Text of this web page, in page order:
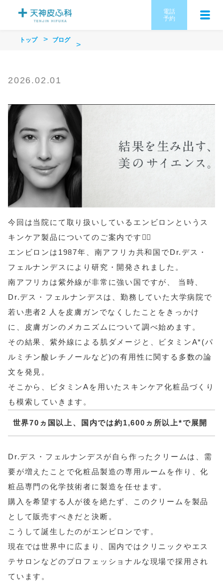
電話
予約
トップ ブログ
2026.02.01
今回は当院にて取り扱いしているエンビロンというス
キンケア製品についてのご案内です💁‍♀️
エンビロンは1987年、南アフリカ共和国でDr.デス・
フェルナンデスにより研究・開発されました。
南アフリカは紫外線が非常に強い国ですが、 当時、
Dr.デス・フェルナンデスは、勤務していた大学病院で
若い患者2 人を皮膚ガンでなくしたことをきっかけ
に、皮膚ガンのメカニズムについて調べ始めます。
その結果、紫外線による肌ダメージと、ビタミンA*(パ
ルミチン酸レチノールなど)の有用性に関する多数の論
文を発見。
そこから、ビタミンAを用いたスキンケア化粧品づくり
も模索していきます。
世界70ヵ国以上、国内では約1,600ヵ所以上*で展開
Dr.デス・フェルナンデスが自ら作ったクリームは、需
要が増えたことで化粧品製造の専用ルームを作り、化
粧品専門の化学技術者に製造を任せます。
購入を希望する人が後を絶たず、このクリームを製品
として販売すべきだと決断。
こうして誕生したのがエンビロンです。
現在では世界中に広まり、国内ではクリニックやエス
テサロンなどのプロフェッショナルな現場で採用され
ています。